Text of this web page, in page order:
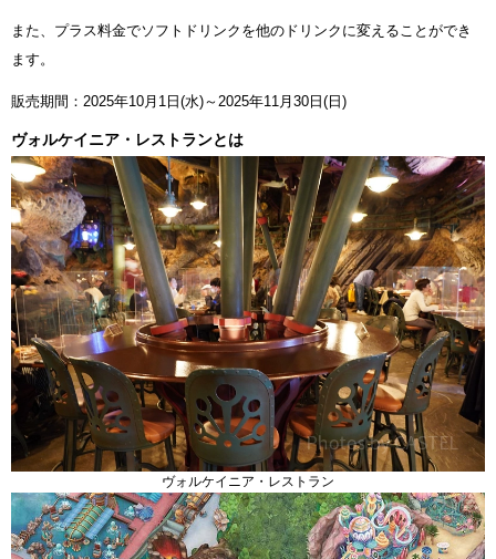
また、プラス料金でソフトドリンクを他のドリンクに変えることができ
ます。
販売期間：2025年10月1日(水)～2025年11月30日(日)
ヴォルケイニア・レストランとは
ヴォルケイニア・レストラン